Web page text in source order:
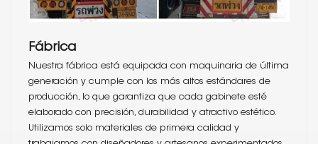
Fábrica
Nuestra fábrica está equipada con maquinaria de última
generación y cumple con los más altos estándares de
producción, lo que garantiza que cada gabinete esté
elaborado con precisión, durabilidad y atractivo estético.
Utilizamos solo materiales de primera calidad y